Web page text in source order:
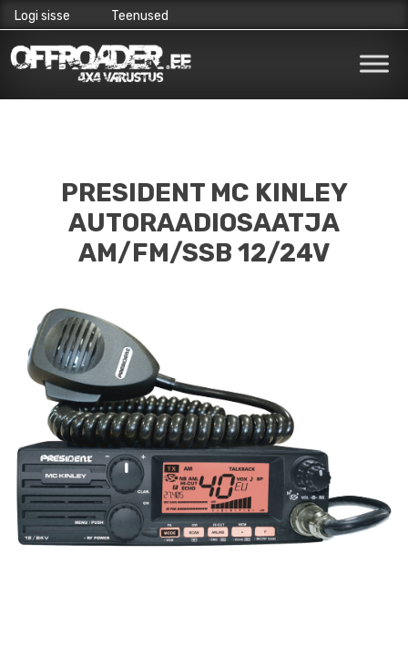
to
Logi sisse Teenused
PRESIDENT MC KINLEY
AUTORAADIOSAATJA
AM/FM/SSB 12/24V